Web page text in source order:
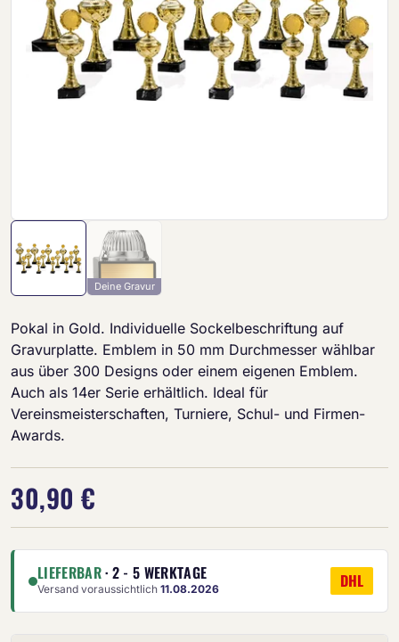
Deine Gravur
Pokal in Gold. Individuelle Sockelbeschriftung auf
Gravurplatte. Emblem in 50 mm Durchmesser wählbar
aus über 300 Designs oder einem eigenen Emblem.
Auch als 14er Serie erhältlich. Ideal für
Vereinsmeisterschaften, Turniere, Schul- und Firmen-
Awards.
30,90 €
LIEFERBAR· 2 - 5 WERKTAGE
Versand voraussichtlich 11.08.2026 DHL